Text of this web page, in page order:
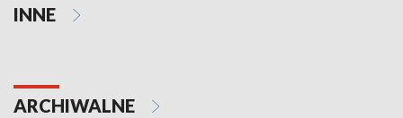
INNE
ARCHIWALNE